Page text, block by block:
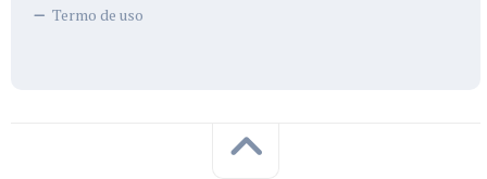
Termo de uso